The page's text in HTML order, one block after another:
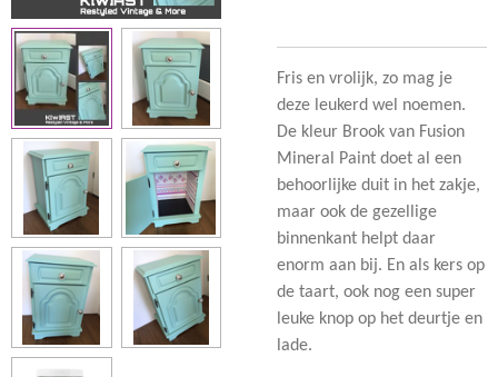
Fris en vrolijk, zo mag je
deze leukerd wel noemen.
De kleur Brook van Fusion
Mineral Paint doet al een
behoorlijke duit in het zakje,
maar ook de gezellige
binnenkant helpt daar
enorm aan bij. En als kers op
de taart, ook nog een super
leuke knop op het deurtje en
lade.